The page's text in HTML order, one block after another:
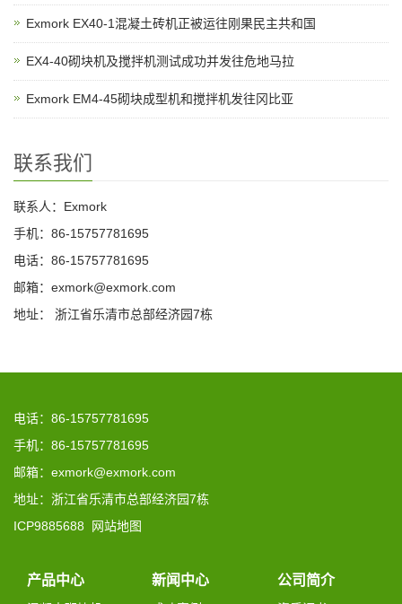
Exmork EX40-1混凝土砖机正被运往刚果民主共和国
EX4-40砌块机及搅拌机测试成功并发往危地马拉
Exmork EM4-45砌块成型机和搅拌机发往冈比亚
联系我们
联系人：Exmork
手机：86-15757781695
电话：86-15757781695
邮箱：exmork@exmork.com
地址： 浙江省乐清市总部经济园7栋
电话：86-15757781695
手机：86-15757781695
邮箱：exmork@exmork.com
地址：浙江省乐清市总部经济园7栋
ICP9885688
网站地图
产品中心 新闻中心 公司简介